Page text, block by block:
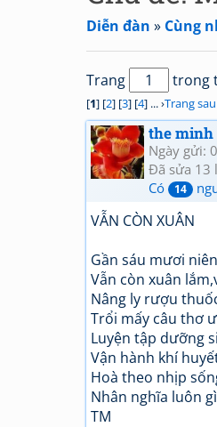
Diễn đàn » Cùng
Trang trong
[1] [2] [3] [4] ... ›Trang sau
the minh
Ngày gửi:
Đã sửa 13
Có
14
VẪN CÒN XUÂN
Gần sáu mươi
Vẫn còn xuân
Nâng ly rượu
Trổi mấy câu thơ
Luyện tập dưỡng
Vận hành khí
Hoà theo nhịp
Nhân nghĩa luôn
TM